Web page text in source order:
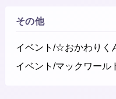
その他
イベント/☆おかわりく
イベント/マックワール